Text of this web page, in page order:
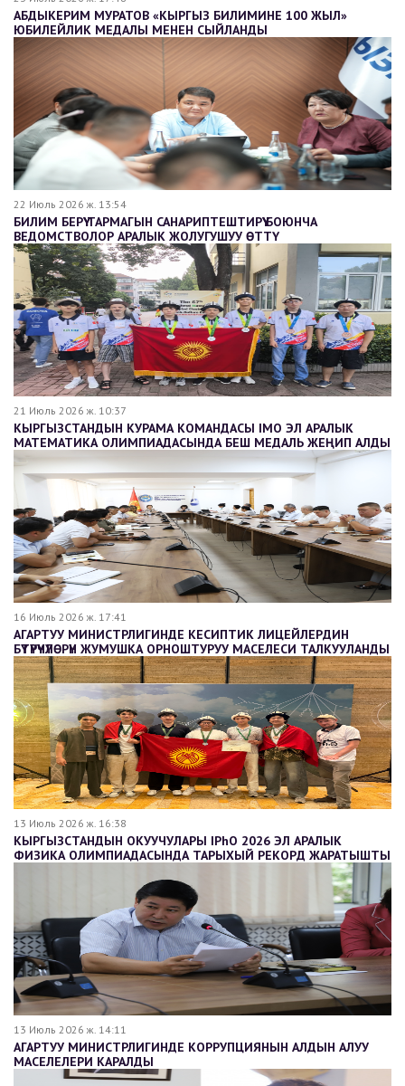
АБДЫКЕРИМ МУРАТОВ «КЫРГЫЗ БИЛИМИНЕ 100 ЖЫЛ»
ЮБИЛЕЙЛИК МЕДАЛЫ МЕНЕН СЫЙЛАНДЫ
22 Июль 2026 ж. 13:54
БИЛИМ БЕРҮҮ ТАРМАГЫН САНАРИПТЕШТИРҮҮ БОЮНЧА
ВЕДОМСТВОЛОР АРАЛЫК ЖОЛУГУШУУ ӨТТҮ
21 Июль 2026 ж. 10:37
КЫРГЫЗСТАНДЫН КУРАМА КОМАНДАСЫ IMO ЭЛ АРАЛЫК
МАТЕМАТИКА ОЛИМПИАДАСЫНДА БЕШ МЕДАЛЬ ЖЕҢИП АЛДЫ
16 Июль 2026 ж. 17:41
АГАРТУУ МИНИСТРЛИГИНДЕ КЕСИПТИК ЛИЦЕЙЛЕРДИН
БҮТҮРҮҮЧҮЛӨРҮН ЖУМУШКА ОРНОШТУРУУ МАСЕЛЕСИ ТАЛКУУЛАНДЫ
13 Июль 2026 ж. 16:38
КЫРГЫЗСТАНДЫН ОКУУЧУЛАРЫ IPhO 2026 ЭЛ АРАЛЫК
ФИЗИКА ОЛИМПИАДАСЫНДА ТАРЫХЫЙ РЕКОРД ЖАРАТЫШТЫ
13 Июль 2026 ж. 14:11
АГАРТУУ МИНИСТРЛИГИНДЕ КОРРУПЦИЯНЫН АЛДЫН АЛУУ
МАСЕЛЕЛЕРИ КАРАЛДЫ